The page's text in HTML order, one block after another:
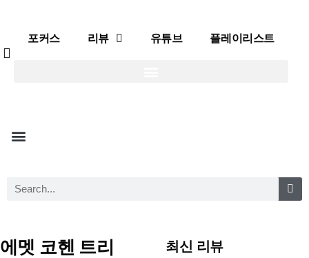
포커스 리뷰 유튜브 플레이리스트
에멧 코헨 트리
최신 리뷰